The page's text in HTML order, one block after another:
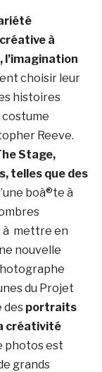
à
choisir leur
histoires
costume
Reeve.
Stage,
telles que des
boà®te à
à mettre en
nouvelle
du Projet
des portraits
créativité
photos est
grands